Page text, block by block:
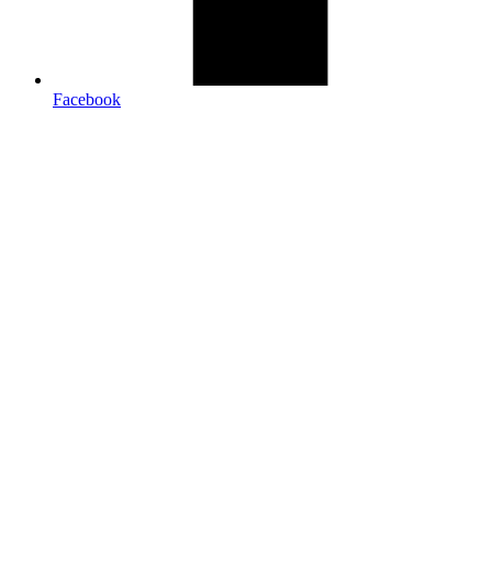
Facebook